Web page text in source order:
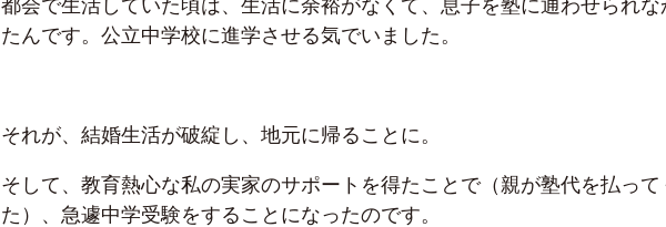
都会で生活していた頃は、生活に余裕がなくて、息子を塾に通わせられな
たんです。公立中学校に進学させる気でいました。
それが、結婚生活が破綻し、地元に帰ることに。
そして、教育熱心な私の実家のサポートを得たことで（親が塾代を払って
た）、急遽中学受験をすることになったのです。